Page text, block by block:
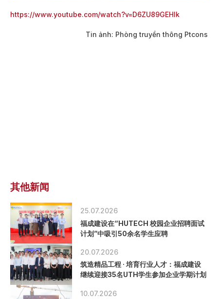
https://www.youtube.com/watch?v=D6ZU89GEHlk
Tin ảnh: Phòng truyền thông Ptcons
其他新闻
25.07.2026
福成建设在“HUTECH 校园企业招聘面试
计划”中吸引50余名学生应聘
20.07.2026
筑造精品工程 · 培育行业人才：福成建设
继续迎接35名UTH学生参加企业学期计划
10.07.2026